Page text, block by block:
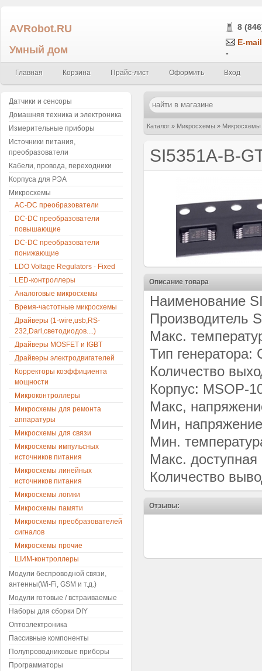
AVRobot.RU
Умный дом
8
E-
-
Главная Корзина Прайс-лист Оформить Вход
Каталог » Микросхемы » Микросхемы
SI5351A-B-
Описание товара
Наименование
Производитель
Макс.
Тип генератора:
Количество
Корпус: MSOP-
Макс,
Мин,
Мин.
Макс.
Количество
Отзывы:
Датчики и сенсоры
Домашняя техника и электроника
Измерительные приборы
Источники питания,
преобразователи
Кабели, провода, переходники
Корпуса для РЭА
Микросхемы
AC-DC преобразователи
DC-DC преобразователи
повышающие
DC-DC преобразователи
понижающие
LDO Voltage Regulators - Fixed
LED-контроллеры
Аналоговые микросхемы
Время-частотные микросхемы
Драйверы (1-wire,usb,RS-
232,Darl,светодиодов....)
Драйверы MOSFET и IGBT
Драйверы электродвигателей
Корректоры коэффициента
мощности
Микроконтроллеры
Микросхемы для ремонта
аппаратуры
Микросхемы для связи
Микросхемы импульсных
источников питания
Микросхемы линейных
источников питания
Микросхемы логики
Микросхемы памяти
Микросхемы преобразователей
сигналов
Микросхемы прочие
ШИМ-контроллеры
Модули беспроводной связи,
антенны(Wi-Fi, GSM и т.д.)
Модули готовые / встраиваемые
Наборы для сборки DIY
Оптоэлектроника
Пассивные компоненты
Полупроводниковые приборы
Программаторы